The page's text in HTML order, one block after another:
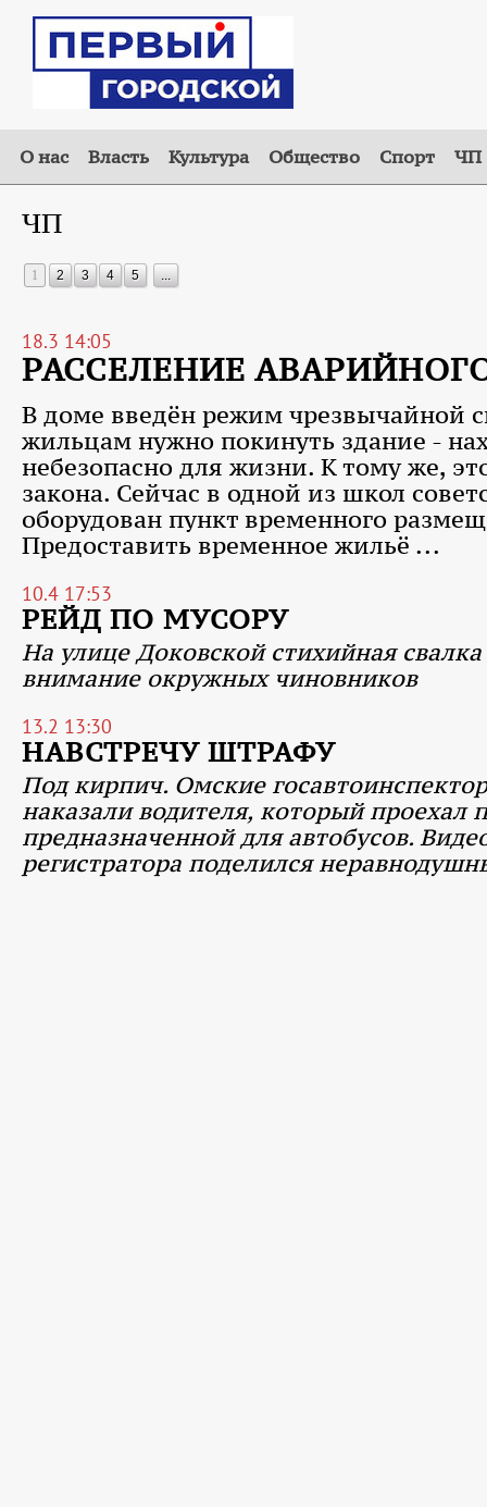
О нас Власть Культура Общество Спорт ЧП
ЧП
1 2 3 4 5 ...
18.3 14:05
РАССЕЛЕНИЕ
В доме введён режим чрезвычайной
жильцам нужно покинуть здание -
небезопасно для жизни. К тому же,
закона. Сейчас в одной из школ
оборудован пункт временного
Предоставить временное жильё ...
10.4 17:53
РЕЙД ПО МУСОРУ
На улице Доковской стихийная
внимание окружных чиновников
13.2 13:30
НАВСТРЕЧУ ШТРАФУ
Под кирпич. Омские
наказали водителя, который проехал
предназначенной для автобусов.
регистратора поделился